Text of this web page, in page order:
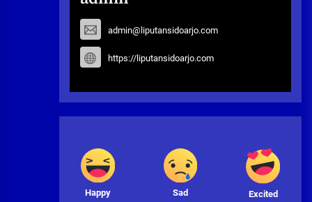
admin@liputansidoarjo.com
https://liputansidoarjo.com
Happy Sad Excited